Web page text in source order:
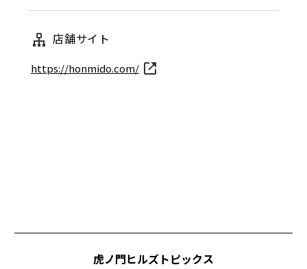
店舗サイト
https://honmido.com/
虎ノ門ヒルズトピックス